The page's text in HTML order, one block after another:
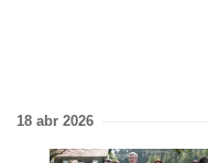
18 abr 2026